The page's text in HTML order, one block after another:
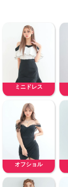
ミニドレス
オフショル